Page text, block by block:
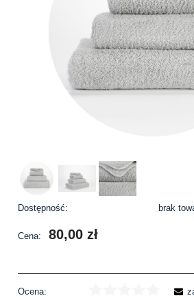
Dostępność: brak
Cena: 80,00 zł
Ocena: